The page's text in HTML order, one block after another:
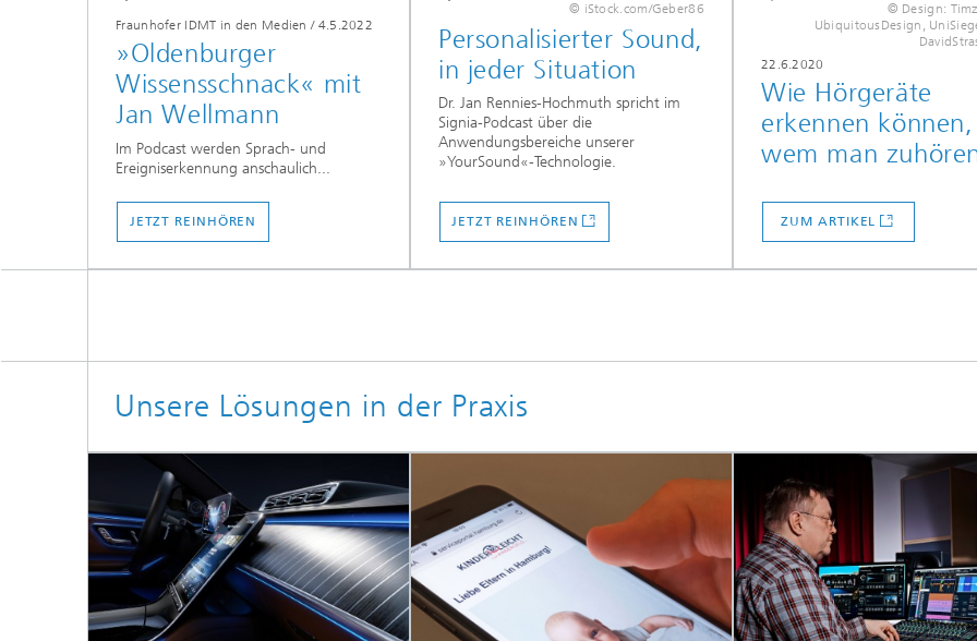
Fraunhofer IDMT in den Medien / 4.5.2022
»Oldenburger
Wissensschnack« mit
Jan Wellmann
Im Podcast werden Sprach- und
Ereigniserkennung anschaulich...
JETZT REINHÖREN
© iStock.com/Geber86
Personalisierter Sound,
in jeder Situation
Dr. Jan Rennies-Hochmuth spricht im
Signia-Podcast über die
Anwendungsbereiche unserer
»YourSound«-Technologie.
JETZT REINHÖREN
© Design:
UbiquitousDesign,
22.6.2020
Wie Hörgeräte
erkennen können,
wem man
ZUM ARTIKEL
Unsere Lösungen in der Praxis